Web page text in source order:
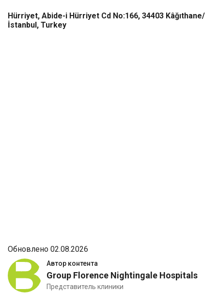
Hürriyet, Abide-i Hürriyet Cd No:166, 34403 Kâğıthane/
İstanbul, Turkey
Автор контента
Group Florence Nightingale Hospitals
Представитель клиники
Обновлено 02.08.2026